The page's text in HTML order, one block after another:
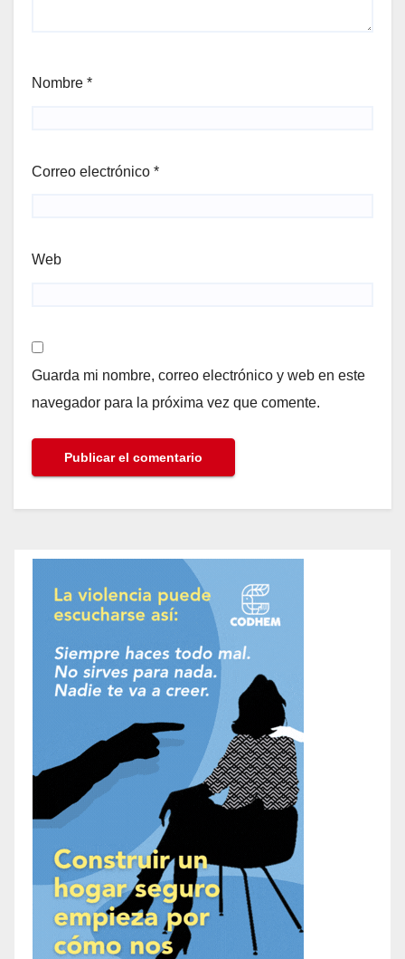
Nombre *
Correo electrónico *
Web
Guarda mi nombre, correo electrónico y web en este
navegador para la próxima vez que comente.